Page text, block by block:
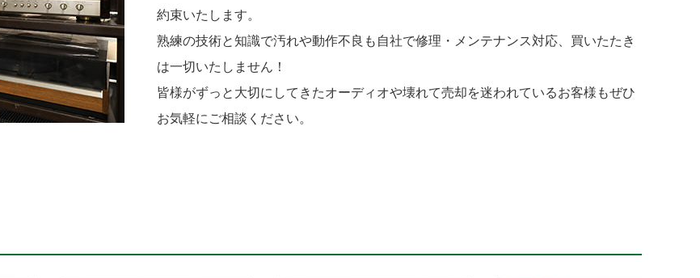
約束いたします。
熟練の技術と知識で汚れや動作不良も自社で修理・メンテナンス対応、買いたたき
は一切いたしません！
皆様がずっと大切にしてきたオーディオや壊れて売却を迷われているお客様もぜひ
お気軽にご相談ください。